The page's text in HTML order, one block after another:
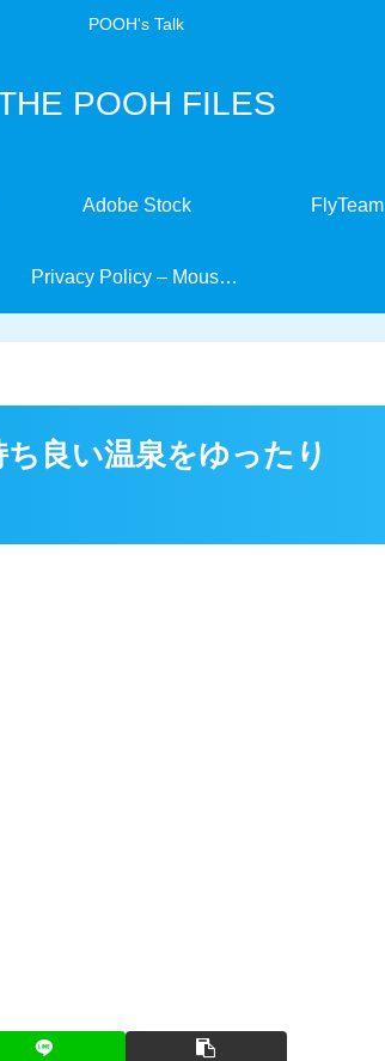
POOH's Talk
POOH FILES
Adobe Stock FlyTeam
Privacy Policy – MouseMate
良い温泉をゆったり